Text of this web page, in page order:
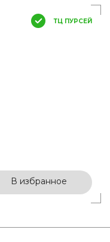
ТЦ ПУРСЕЙ
В избранное